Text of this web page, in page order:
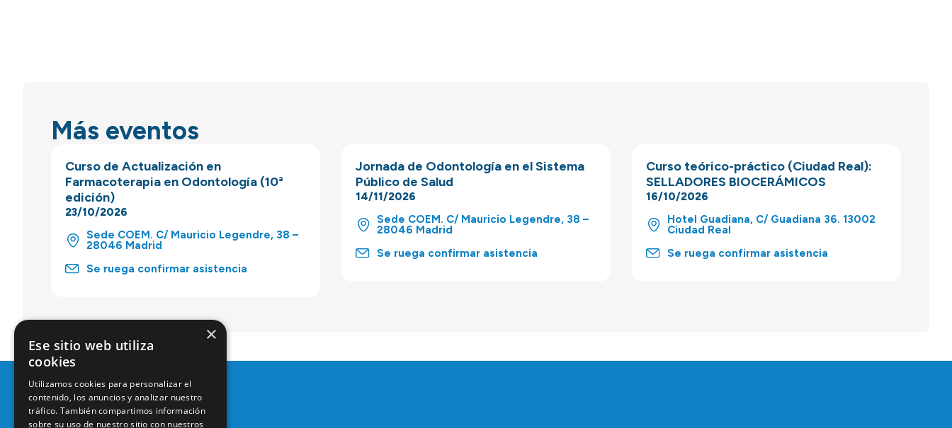
Más eventos
Curso de Actualización en
Farmacoterapia en Odontología (10ª
edición)
23/10/2026
Sede COEM. C/ Mauricio Legendre, 38 –
28046 Madrid
Se ruega confirmar asistencia
Jornada de Odontología en el Sistema
Público de Salud
14/11/2026
Sede COEM. C/ Mauricio Legendre, 38 –
28046 Madrid
Se ruega confirmar asistencia
Curso teórico-práctico (Ciudad Real):
SELLADORES BIOCERÁMICOS
16/10/2026
Hotel Guadiana, C/ Guadiana 36. 13002
Ciudad Real
Se ruega confirmar asistencia
×
Ese sitio web utiliza
cookies
Utilizamos cookies para personalizar el
contenido, los anuncios y analizar nuestro
tráfico. También compartimos información
sobre su uso de nuestro sitio con nuestros